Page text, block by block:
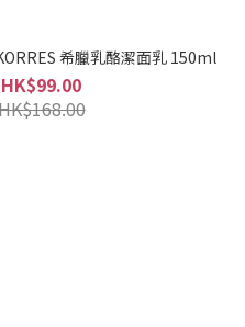
【潔面】SU80528 KORRES 希臘乳酪潔面乳 150ml
HK$99.00